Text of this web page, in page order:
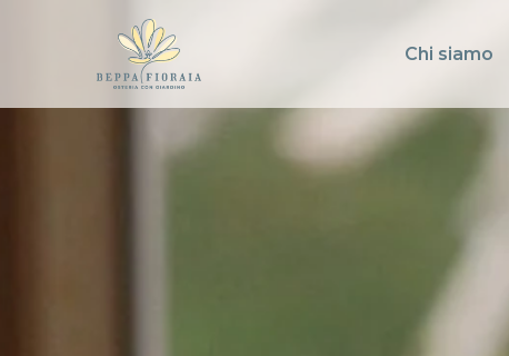
Chi siamo